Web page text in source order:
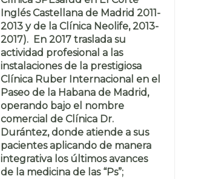
Inglés Castellana de Madrid 2011-
2013 y de la Clínica Neolife, 2013-
2017). En 2017 traslada su
actividad profesional a las
instalaciones de la prestigiosa
Clínica Ruber Internacional en el
Paseo de la Habana de Madrid,
operando bajo el nombre
comercial de Clínica Dr.
Durántez, donde atiende a sus
pacientes aplicando de manera
integrativa los últimos avances
de la medicina de las “Ps”;